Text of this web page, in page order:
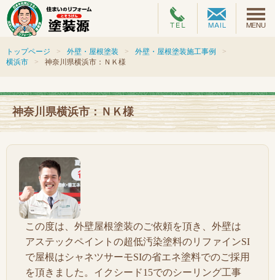
トップページ 外壁・屋根塗装
外壁・屋根塗装施工事例
横浜市
神奈川県横浜市：ＮＫ様
神奈川県横浜市：ＮＫ様
この度は、外壁屋根塗装のご依頼を頂き、外壁は
アステックペイントの超低汚染塗料のリファインSI
で屋根はシャネツサーモSIの省エネ塗料でのご採用
を頂きました。イクシード15でのシーリング工事